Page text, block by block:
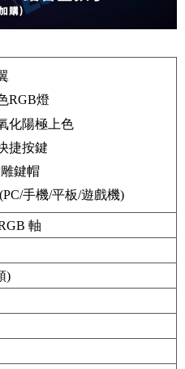
RGB燈
化陽極上色
捷按鍵
鍵帽
(PC/手機/平板/遊戲機)
軸
)